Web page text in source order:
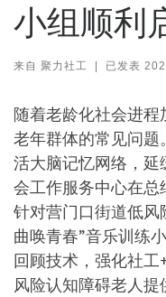
小组顺利
来自 聚力社工 | 已发表
随着老龄化社会进
老年群体的常见问
活大脑记忆网络，
会工作服务中心在总
针对营门口街道低风
曲唤青春”音乐训练
回顾技术，强化社
风险认知障碍老人